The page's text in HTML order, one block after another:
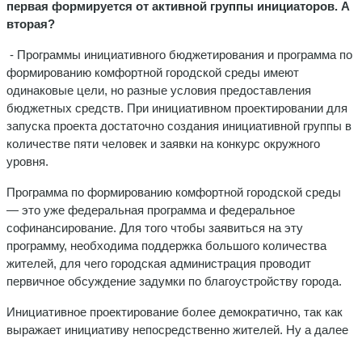
первая формируется от активной группы инициаторов. А
вторая?
- Программы инициативного бюджетирования и программа по
формированию комфортной городской среды имеют
одинаковые цели, но разные условия предоставления
бюджетных средств. При инициативном проектировании для
запуска проекта достаточно создания инициативной группы в
количестве пяти человек и заявки на конкурс окружного
уровня.
Программа по формированию комфортной городской среды
— это уже федеральная программа и федеральное
софинансирование. Для того чтобы заявиться на эту
программу, необходима поддержка большого количества
жителей, для чего городская администрация проводит
первичное обсуждение задумки по благоустройству города.
Инициативное проектирование более демократично, так как
выражает инициативу непосредственно жителей. Ну а далее